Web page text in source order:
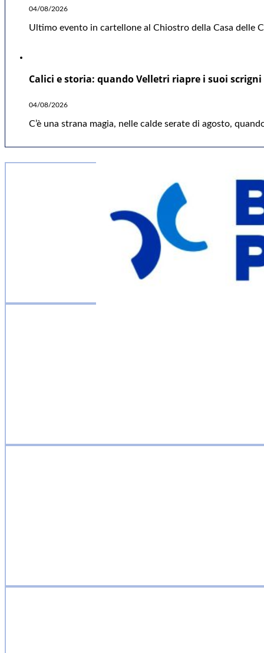
04/08/2026
Ultimo evento in cartellone al Chiostro della Casa delle
Calici e storia: quando Velletri riapre i suoi scrigni
04/08/2026
C’è una strana magia, nelle calde serate di agosto,